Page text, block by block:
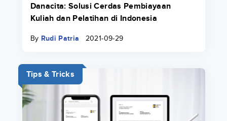
Danacita: Solusi Cerdas Pembiayaan
Kuliah dan Pelatihan di Indonesia
By Rudi Patria 2021-09-29
Tips & Tricks